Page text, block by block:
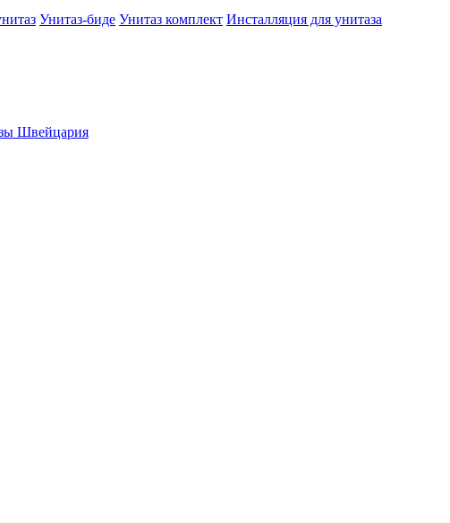
Унитаз-биде Унитаз комплект Инсталляция для унитаза
Швейцария